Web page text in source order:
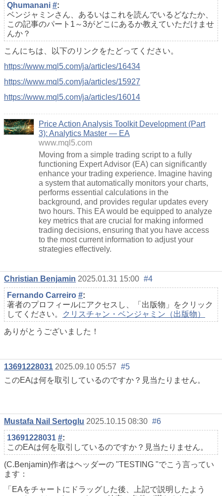
Qhumanani #:
ベンジャミンさん、あるいはこれを読んでいるどなたか、
この記事のパート1～3がどこにあるか教えていただけませ
んか？
こんにちは、以下のリンクをたどってください。
https://www.mql5.com/ja/articles/16434
https://www.mql5.com/ja/articles/15927
https://www.mql5.com/ja/articles/16014
Price Action Analysis Toolkit Development (Part
3): Analytics Master — EA
www.mql5.com
Moving from a simple trading script to a fully
functioning Expert Advisor (EA) can significantly
enhance your trading experience. Imagine having
a system that automatically monitors your charts,
performs essential calculations in the
background, and provides regular updates every
two hours. This EA would be equipped to analyze
key metrics that are crucial for making informed
trading decisions, ensuring that you have access
to the most current information to adjust your
strategies effectively.
Christian Benjamin 2025.01.31 15:00 #4
Fernando Carreiro #:
著者のプロフィールにアクセスし、「出版物」をクリック
してください。
クリスチャン・ベンジャミン（出版物）
ありがとうございました！
13691228031 2025.09.10 05:57 #5
このEAは何を取引しているのですか？見当たりません。
Mustafa Nail Sertoglu 2025.10.15 08:30 #6
13691228031 #:
このEAは何を取引しているのですか？見当たりません。
(C.Benjamin)作者はヘッダーの "TESTING "でこう言ってい
ます：
「EAをチャートにドラッグした後、上記で説明したよう